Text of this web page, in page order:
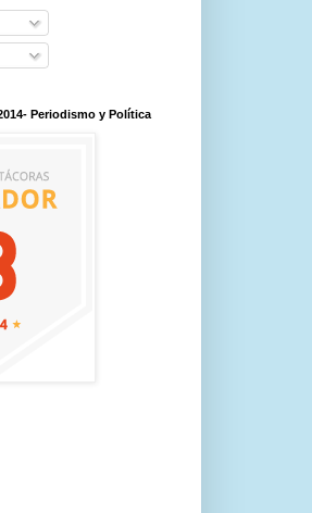
Periodismo y Política